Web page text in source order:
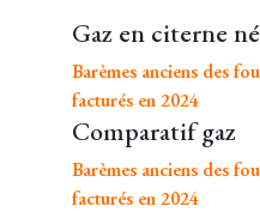
Gaz en citerne
Barèmes anciens des
facturés en 2024
Comparatif gaz
Barèmes anciens des
facturés en 2024